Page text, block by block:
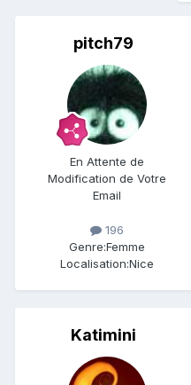
pitch79
En Attente de
Modification de Votre
Email
196
Genre:Femme
Localisation:Nice
Katimini